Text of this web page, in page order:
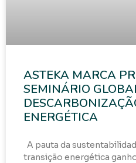
ASTEKA MARCA
SEMINÁRIO
ENERGÉTICA
A pauta da
transição energética